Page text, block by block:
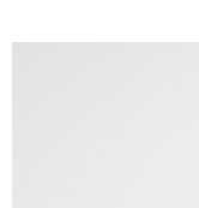
２．訂單成立數日內，您
３．收到繳費通知簡訊後
ATM／網路銀行／等多元
※ 請注意：結帳手續完成
購買商品的店家。未經商
※ 交易是否成功請以「
是否繳費成功／繳費後需